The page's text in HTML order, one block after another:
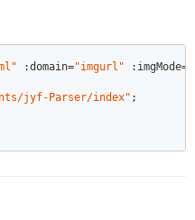
:domain="imgurl" :imgMode=
jyf-Parser/index" ;